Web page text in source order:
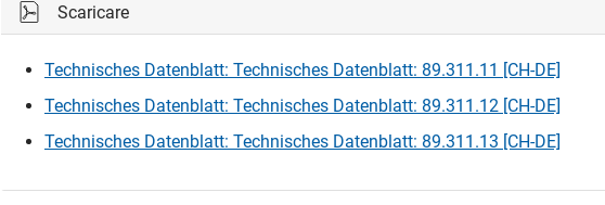
Scaricare
Technisches Datenblatt: Technisches Datenblatt: 89.311.11 [CH-DE]
Technisches Datenblatt: Technisches Datenblatt: 89.311.12 [CH-DE]
Technisches Datenblatt: Technisches Datenblatt: 89.311.13 [CH-DE]